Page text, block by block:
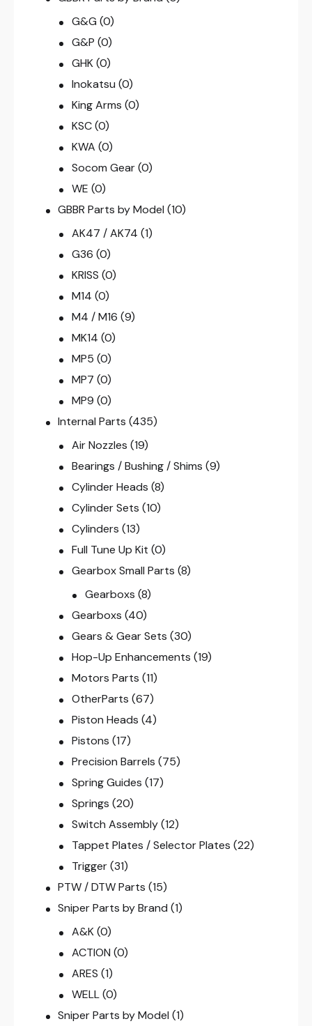
G&G (0)
G&P (0)
GHK (0)
Inokatsu (0)
King Arms (0)
KSC (0)
KWA (0)
Socom Gear (0)
WE (0)
GBBR Parts by Model (10)
AK47 / AK74 (1)
G36 (0)
KRISS (0)
M14 (0)
M4 / M16 (9)
MK14 (0)
MP5 (0)
MP7 (0)
MP9 (0)
Internal Parts (435)
Air Nozzles (19)
Bearings / Bushing / Shims (9)
Cylinder Heads (8)
Cylinder Sets (10)
Cylinders (13)
Full Tune Up Kit (0)
Gearbox Small Parts (8)
Gearboxs (8)
Gearboxs (40)
Gears & Gear Sets (30)
Hop-Up Enhancements (19)
Motors Parts (11)
OtherParts (67)
Piston Heads (4)
Pistons (17)
Precision Barrels (75)
Spring Guides (17)
Springs (20)
Switch Assembly (12)
Tappet Plates / Selector Plates (22)
Trigger (31)
PTW / DTW Parts (15)
Sniper Parts by Brand (1)
A&K (0)
ACTION (0)
ARES (1)
WELL (0)
Sniper Parts by Model (1)